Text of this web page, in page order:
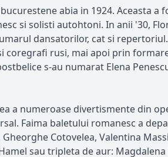
abia in 1924. Aceasta a
si solisti autohtoni. In anii '30,
dansatorilor, cat si
coregrafi rusi, mai apoi prin
s-au numarat Elena
a numeroase divertismente din
Faima baletului romanesc a
Cotovelea, Valentina
sau tripleta de aur: Magdalena